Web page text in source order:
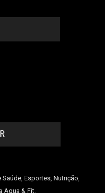
Esportes, Nutrição,
Aqua & Fit.